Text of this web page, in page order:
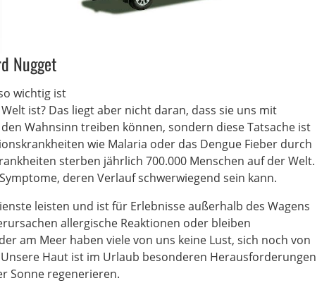
Nugget
wichtig ist
ist? Das liegt aber nicht daran, dass sie uns mit
Wahnsinn treiben können, sondern diese Tatsache ist
wie Malaria oder das Dengue Fieber durch
sterben jährlich 700.000 Menschen auf der Welt.
deren Verlauf schwerwiegend sein kann.
leisten und ist für Erlebnisse außerhalb des Wagens
allergische Reaktionen oder bleiben
am Meer haben viele von uns keine Lust, sich noch von
Haut ist im Urlaub besonderen Herausforderungen
Sonne regenerieren.